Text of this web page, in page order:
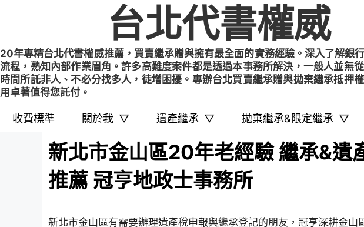
台北代書權威
20年專精台北代書權威推薦，買賣繼承贈與擁有最全面的實務經驗。深入了解銀
流程，熟知內部作業眉角。許多高難度案件都是透過本事務所解決，一般人並無
時間所託非人、不必分找多人，徒增困擾。專辦台北買賣繼承贈與拋棄繼承抵押
用卓著值得您託付。
收費標準 關於我 ▽ 遺產繼承 ▽ 拋棄繼承&限定繼承 ▽
新北市金山區20年老經驗 繼承&遺
推薦 冠亨地政士事務所
新北市金山區有需要辦理遺產稅申報與繼承登記的朋友，冠亨深耕金山